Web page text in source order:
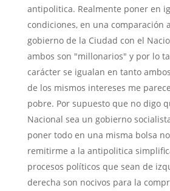
antipolitica. Realmente poner en
condiciones, en una comparación
gobierno de la Ciudad con el
ambos son "millonarios" y por lo
carácter se igualan en tanto
de los mismos intereses me
pobre. Por supuesto que no digo
Nacional sea un gobierno
poner todo en una misma bolsa
remitirme a la antipolitica
procesos políticos que sean de
derecha son nocivos para la